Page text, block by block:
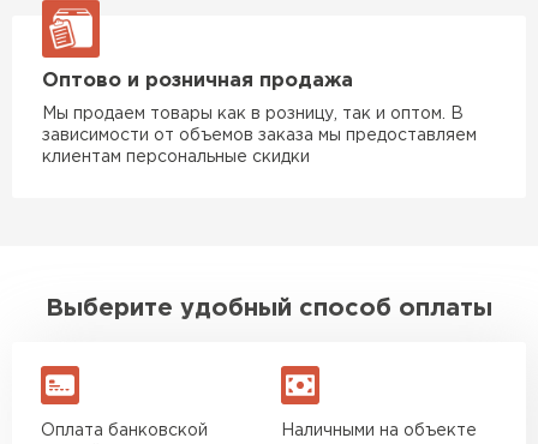
Оптово и розничная продажа
Мы продаем товары как в розницу, так и оптом. В
зависимости от объемов заказа мы предоставляем
клиентам персональные скидки
Выберите удобный способ оплаты
Оплата банковской
Наличными на объекте
Утеплитель Knauf
Утеплитель Isoroc
Утеплитель Isover